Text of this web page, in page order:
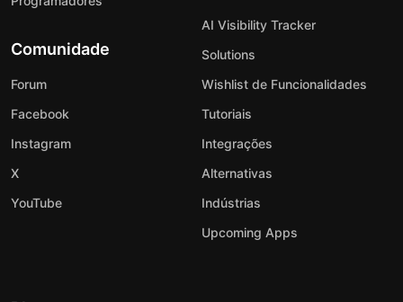
Comunidade
Forum
Facebook
Instagram
X
YouTube
AI Visibility Tracker
Solutions
Wishlist de Funcionalidades
Tutoriais
Integrações
Alternativas
Indústrias
Upcoming Apps